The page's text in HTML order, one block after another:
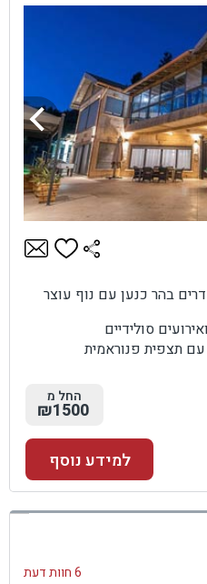
נופש יוקרתית עם 10 חדרים בהר כנען עם נוף עוצר
סולידיים
תצפית פנוראמית
החל מ
₪1500
למידע נוסף
6 חוות דעת